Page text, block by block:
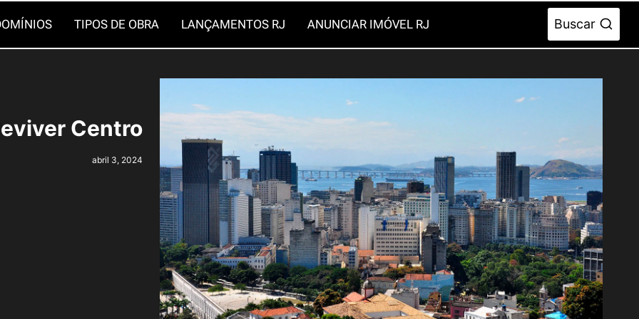
TIPOS DE OBRA LANÇAMENTOS RJ ANUNCIAR IMÓVEL RJ Buscar
Centro
abril 3, 2024